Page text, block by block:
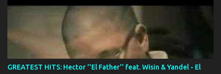
GREATEST HITS: Hector ''El Father'' feat. Wisin & Yandel - El